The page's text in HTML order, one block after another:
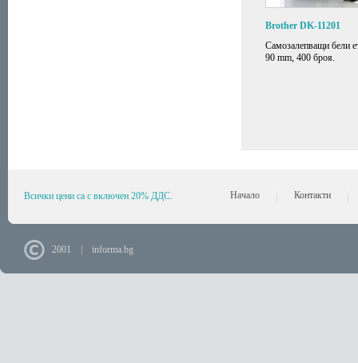
Brother DK-11201
Самозалепващи бели
90 mm, 400 броя.
Всички цени са с включен 20% ДДС. Начало Контакти
2001 | informa.bg